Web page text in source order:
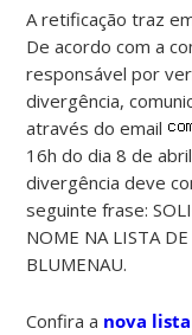
A retificação traz
De acordo com a
responsável por
divergência,
através do email
16h do dia 8 de
divergência deve
seguinte frase:
NOME NA LISTA
BLUMENAU.
Confira a nova